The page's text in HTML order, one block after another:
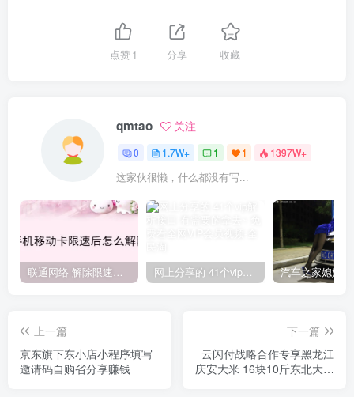
点赞1 分享 收藏
qmtao 关注
0 1.7W+ 1 1 1397W+
这家伙很懒，什么都没有写...
联通网络 解除限速方法参考！畅享、畅玩、老白干等及其它地区自测了 网上分享的 41个vip解析接口 有需要的拿去~ 免费看全网VIP会员视频
上一篇
京东旗下东小店小程序填写
邀请码自购省分享赚钱
下一篇
云闪付战略合作专享黑龙江
庆安大米 16块10斤东北大米